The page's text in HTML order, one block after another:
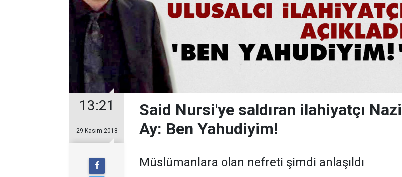
13:21
29 Kasım 2018
Said Nursi'ye saldıran ilahiyatçı
Ay: Ben Yahudiyim!
Müslümanlara olan nefreti şimdi anlaşıldı